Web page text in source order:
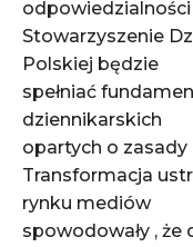
odpowiedzialności
Stowarzyszenie
Polskiej będzie
spełniać
dziennikarskich
opartych o
Transformacja
rynku mediów
spowodowały , że